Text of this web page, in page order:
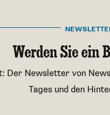
Werden Sie ein
Der Newsletter von
Tages und den